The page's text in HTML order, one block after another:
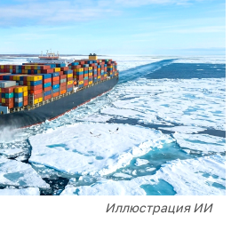
Иллюстрация ИИ